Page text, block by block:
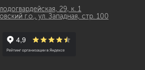
29, к. 1
г.о., ул. Западная, стр. 100